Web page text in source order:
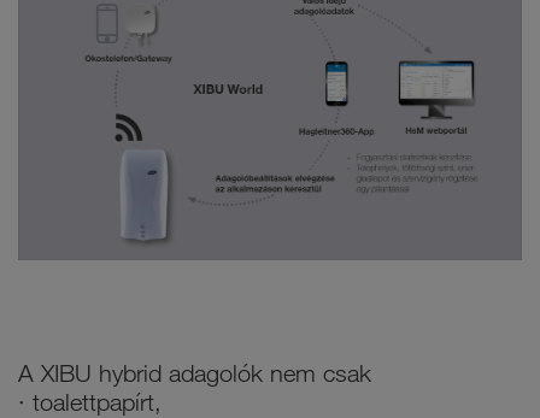
A XIBU hybrid adagolók nem csak
· toalettpapírt,